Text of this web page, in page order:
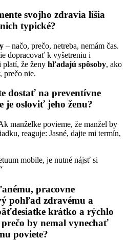
svojho zdravia líšia
typické?
– načo, prečo, netreba, nemám čas.
dopracovať k vyšetreniu i
platí, že ženy hľadajú spôsoby, ako
prečo nie.
dostať na preventívne
je osloviť jeho ženu?
manželke povieme, že manžel by
reaguje: Jasné, dajte mi termín,
mobile, je nutné nájsť si
pracovne
pohľad zdravému a
krátko a rýchlo
by nemal vynechať
poviete?